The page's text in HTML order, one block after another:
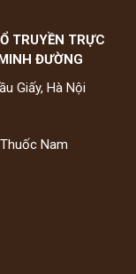
TRUYỀN TRỰC
ĐƯỜNG
Giấy, Hà Nội
Nam